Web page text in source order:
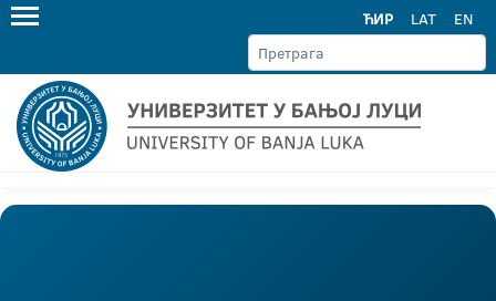
ЋИР LAT EN